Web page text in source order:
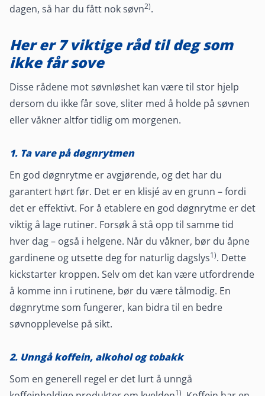
dagen, så har du fått nok søvn2).
Her er 7 viktige råd til deg som
ikke får sove
Disse rådene mot søvnløshet kan være til stor hjelp
dersom du ikke får sove, sliter med å holde på søvnen
eller våkner altfor tidlig om morgenen.
1. Ta vare på døgnrytmen
En god døgnrytme er avgjørende, og det har du
garantert hørt før. Det er en klisjé av en grunn – fordi
det er effektivt. For å etablere en god døgnrytme er det
viktig å lage rutiner. Forsøk å stå opp til samme tid
hver dag – også i helgene. Når du våkner, bør du åpne
gardinene og utsette deg for naturlig dagslys1). Dette
kickstarter kroppen. Selv om det kan være utfordrende
å komme inn i rutinene, bør du være tålmodig. En
døgnrytme som fungerer, kan bidra til en bedre
søvnopplevelse på sikt.
2. Unngå koffein, alkohol og tobakk
Som en generell regel er det lurt å unngå
1)